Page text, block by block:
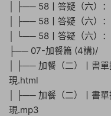
│ ├── 58丨答疑（六）
│ ├── 58丨答疑（六）
│ └── 58丨答疑（六）
├── 07-加餐篇 (4講)/
│ ├── 加餐（二）丨書
現.html
│ ├── 加餐（二）丨書
現.mp3